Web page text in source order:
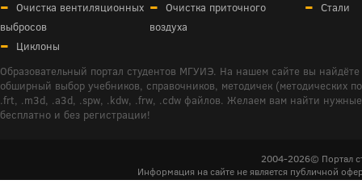
Очистка вентиляционных
выбросов
Очистка приточного
воздуха
Циклоны
Стали
Образовательный портал студентов МГУИЭ. На нашем сайте вы
обширный выбор учебников, справочников, методичек (методических
.frt, .m3d, .a3d, .spw, .kdw, .frw, .cdw файлов. Желаем вам найти
бесплатно и без регистрации!
2004-2026© Портал
Информация на сайте не является публичной